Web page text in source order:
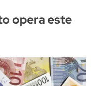
opera este